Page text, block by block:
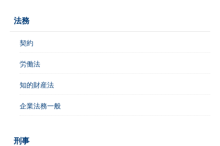
法務
契約
労働法
知的財産法
企業法務一般
刑事